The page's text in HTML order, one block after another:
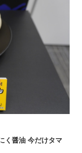
く醤油 今だけタマ